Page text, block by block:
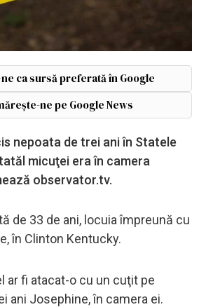
ca sursă preferată în Google
ne pe Google News
nepoata de trei ani în Statele
micuţei era în camera
observator.tv.
de 33 de ani, locuia împreună cu
în Clinton Kentucky.
ar fi atacat-o cu un cuţit pe
ani Josephine, în camera ei.